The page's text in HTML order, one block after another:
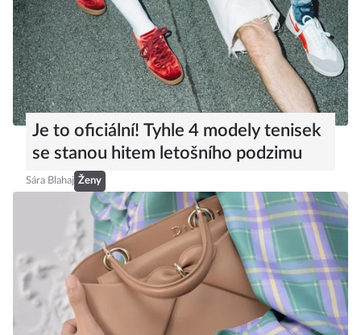
Je to oficiální! Tyhle 4 modely tenisek
se stanou hitem letošního podzimu
Sára Blahaj Ženy